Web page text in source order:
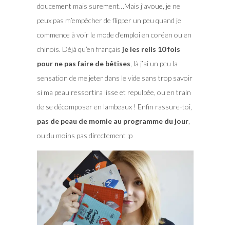
doucement mais surement…Mais j’avoue, je ne
peux pas m’empêcher de flipper un peu quand je
commence à voir le mode d’emploi en coréen ou en
chinois. Déjà qu’en français je les relis 10 fois
pour ne pas faire de bêtises , là j’ai un peu la
sensation de me jeter dans le vide sans trop savoir
si ma peau ressortira lisse et repulpée, ou en train
de se décomposer en lambeaux ! Enfin rassure-toi,
pas de peau de momie au programme du jour,
ou du moins pas directement :p